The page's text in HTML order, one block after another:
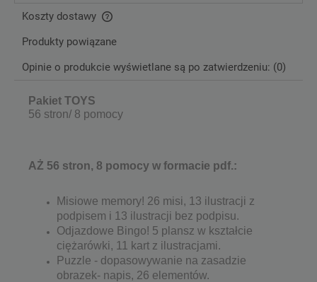
Koszty dostawy
Cena nie zawiera ewentualnych kosztów płatności
Produkty powiązane
Opinie o produkcie wyświetlane są po zatwierdzeniu: (0)
Pakiet TOYS
56 stron/ 8 pomocy
AŻ 56 stron, 8 pomocy w formacie pdf.:
Misiowe memory! 26 misi, 13 ilustracji z
podpisem i 13 ilustracji bez podpisu.
Odjazdowe Bingo! 5 plansz w kształcie
ciężarówki, 11 kart z ilustracjami.
Puzzle - dopasowywanie na zasadzie
obrazek- napis, 26 elementów.